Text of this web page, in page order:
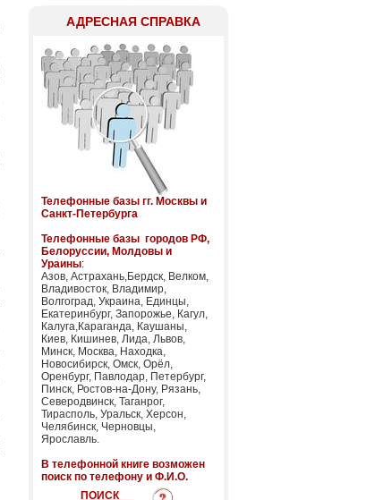
АДРЕСНАЯ СПРАВКА
Телефонные базы гг. Москвы и
Санкт-Петербурга
Телефонные базы городов РФ,
Белоруссии, Молдовы и
Ураины:
Азов, Астрахань,Бердск, Велком,
Владивосток, Владимир,
Волгоград, Украина, Единцы,
Екатеринбург, Запорожье, Кагул,
Калуга,Караганда, Каушаны,
Киев, Кишинев, Лида, Львов,
Минск, Москва, Находка,
Новосибирск, Омск, Орёл,
Оренбург, Павлодар, Петербург,
Пинск, Ростов-на-Дону, Рязань,
Северодвинск, Таганрог,
Тирасполь, Уральск, Херсон,
Челябинск, Черновцы,
Ярославль.
В телефонной книге возможен
поиск по телефону и Ф.И.О.
ПОИСК